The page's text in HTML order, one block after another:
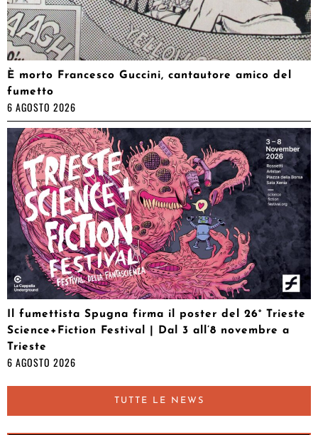
È morto Francesco Guccini, cantautore amico del
fumetto
6 AGOSTO 2026
Il fumettista Spugna firma il poster del 26° Trieste
Science+Fiction Festival | Dal 3 all’8 novembre a
Trieste
6 AGOSTO 2026
TUTTE LE NEWS